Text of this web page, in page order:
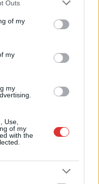
You may click to
its third-party tags to
in below Google
Outs
of my
my
my
Use,
of my
with the
III. Dél-Keleti
szolnoki csapat 5–2-es
Stadionban. A két,
a hazaiak gólvágói,
tudtak.
,nb III